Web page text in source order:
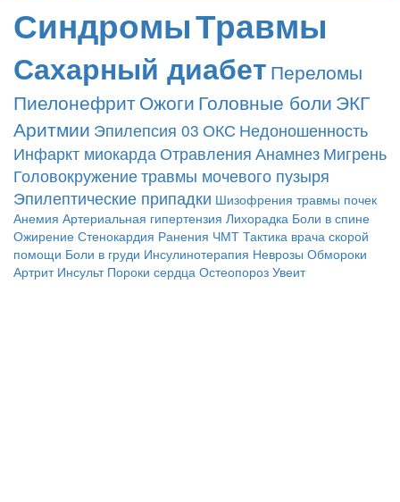
СиндромыТравмы
Сахарный диабет Переломы
ПиелонефритОжоги Головные боли ЭКГ
Аритмии Эпилепсия 03 ОКС Недоношенность
Инфаркт миокарда Отравления Анамнез Мигрень
Головокружениетравмы мочевого пузыря
Эпилептические припадки Шизофрения травмы почек
Анемия Артериальная гипертензия Лихорадка Боли в спине
Ожирение Стенокардия Ранения ЧМТ Тактика врача скорой
помощи Боли в груди Инсулинотерапия Неврозы Обмороки
Артрит Инсульт Пороки сердца Остеопороз Увеит